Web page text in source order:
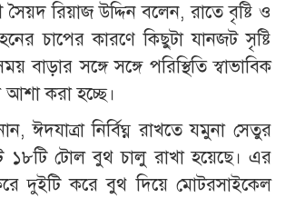
সৈয়দ রিয়াজ উদ্দিন বলেন, রাতে বৃষ্টি ও
চাপের কারণে কিছুটা যানজট সৃষ্টি
বাড়ার সঙ্গে সঙ্গে পরিস্থিতি স্বাভাবিক
করা হচ্ছে।
ঈদযাত্রা নির্বিঘ্ন রাখতে যমুনা সেতুর
টোল বুথ চালু রাখা হয়েছে। এর
দুইটি করে বুথ দিয়ে মোটরসাইকেল